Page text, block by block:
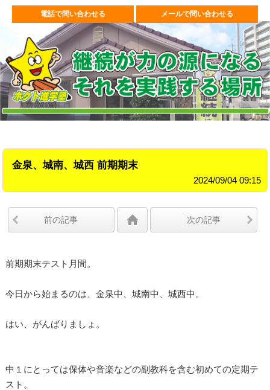
電話で問い合わせる メールで問い合わせる
金泉、城南、城西 前期期末
2024/09/04 09:15
前の記事 次の記事
前期期末テスト月間。
今日から始まるのは、金泉中、城南中、城西中。
はい、がんばりましょ。
中１にとっては保体や音楽などの副教科を含む初めての定期テ
スト。